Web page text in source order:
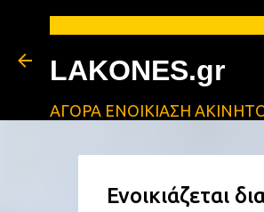
LAKONES.gr
ΑΓΟΡΑ ΕΝΟΙΚΙΑΣΗ
Ενοικιάζεται